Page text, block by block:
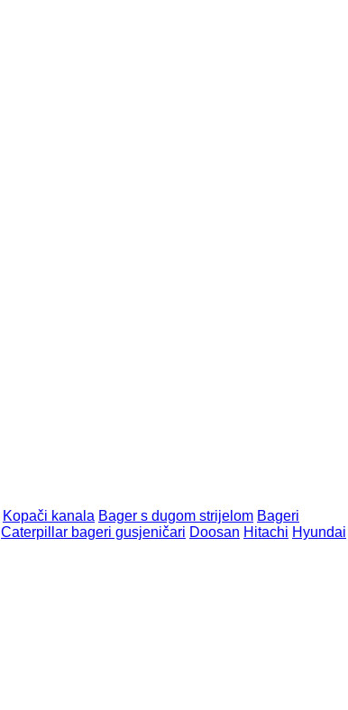
Kopači kanala Bager s dugom strijelom Bageri
Caterpillar bageri gusjeničari Doosan Hitachi Hyundai